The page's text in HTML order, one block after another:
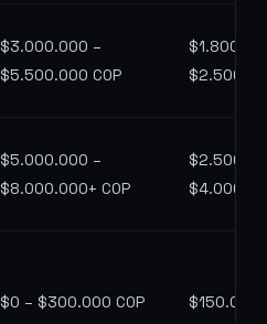
$3.000.000 –
$5.500.000 COP
$5.000.000 –
$8.000.000+ COP
$0 – $300.000 COP
$150.000